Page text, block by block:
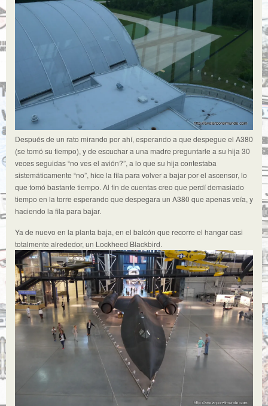
Después de un rato mirando por ahí, esperando a que despegue el A380
(se tomó su tiempo), y de escuchar a una madre preguntarle a su hija 30
veces seguidas “no ves el avión?”, a lo que su hija contestaba
sistemáticamente “no”, hice la fila para volver a bajar por el ascensor, lo
que tomó bastante tiempo. Al fin de cuentas creo que perdí demasiado
tiempo en la torre esperando que despegara un A380 que apenas veía, y
haciendo la fila para bajar.
Ya de nuevo en la planta baja, en el balcón que recorre el hangar casi
totalmente alrededor, un Lockheed Blackbird.